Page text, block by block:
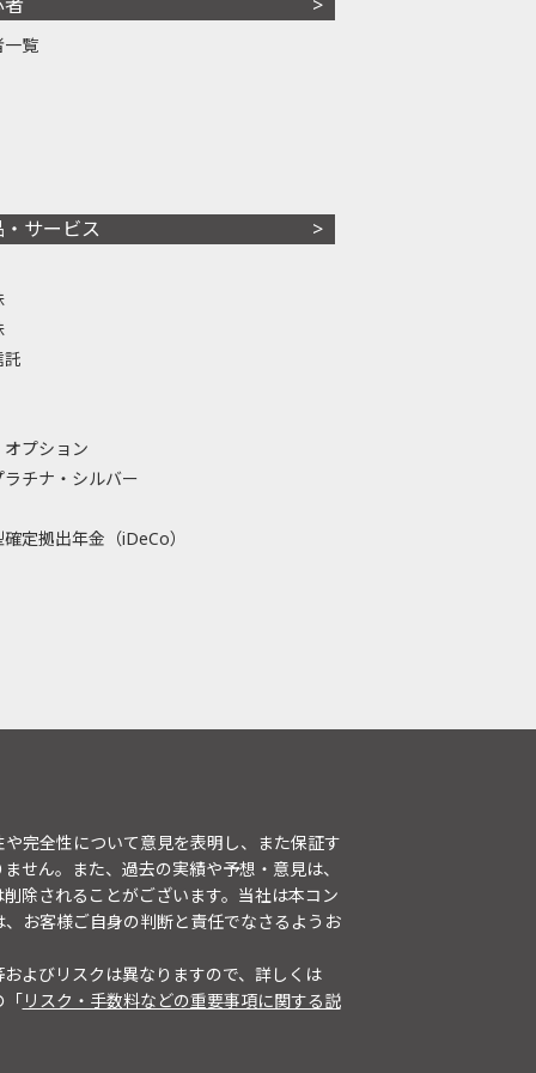
一覧
サービス
託
プション
ラチナ・シルバー
定拠出年金（iDeCo）
完全性について意見を表明し、また保証す
せん。また、過去の実績や予想・意見は、
除されることがございます。当社は本コン
お客様ご自身の判断と責任でなさるようお
よびリスクは異なりますので、詳しくは
「リスク・手数料などの重要事項に関する説